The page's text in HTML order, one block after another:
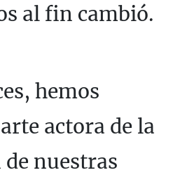
al fin cambió.
hemos
actora de la
nuestras